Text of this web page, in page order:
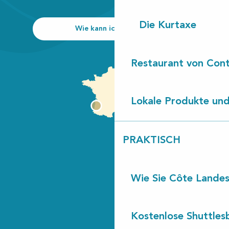
Die Kurtaxe
Restaurant von
Lokale Produkte
PRAKTISCH
Wie Sie Côte
Kostenlose
Wie kann ich kommen?